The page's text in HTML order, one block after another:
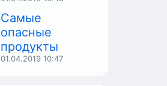
Самые
опасные
продукты
01.04.2019 10:47